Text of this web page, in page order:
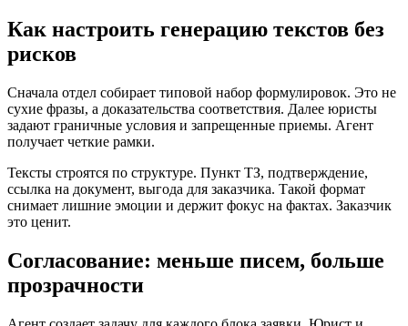
Как настроить генерацию текстов без
рисков
Сначала отдел собирает типовой набор формулировок. Это не
сухие фразы, а доказательства соответствия. Далее юристы
задают граничные условия и запрещенные приемы. Агент
получает четкие рамки.
Тексты строятся по структуре. Пункт ТЗ, подтверждение,
ссылка на документ, выгода для заказчика. Такой формат
снимает лишние эмоции и держит фокус на фактах. Заказчик
это ценит.
Согласование: меньше писем, больше
прозрачности